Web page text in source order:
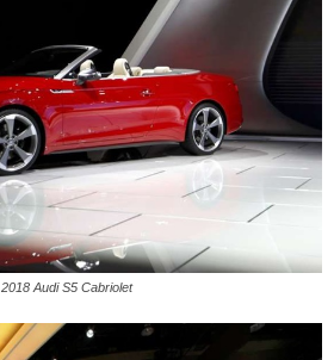
2018 Audi S5 Cabriolet